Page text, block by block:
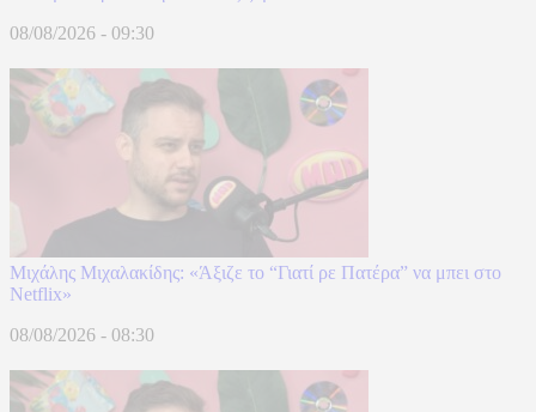
08/08/2026 - 09:30
Μιχάλης Μιχαλακίδης: «Άξιζε το “Γιατί ρε Πατέρα” να μπει στο
Netflix»
08/08/2026 - 08:30